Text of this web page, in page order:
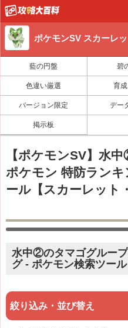
ポケモンSV スカーレ
藍の円盤 碧
色違い厳選 育
バージョン限定 デー
掲示板
【ポケモンSV】水
ポケモン 特防ラン
ール【スカーレット
水中②のタマゴグルー
グ - ポケモン検索ツール
絞り込み・並び替え